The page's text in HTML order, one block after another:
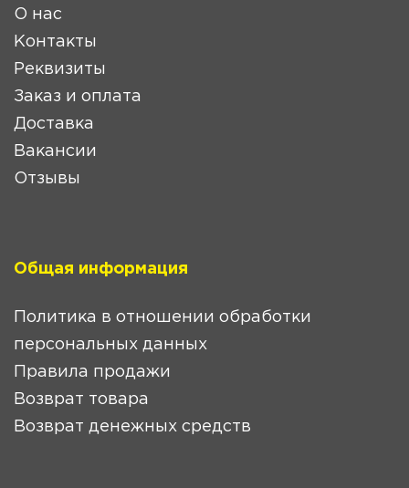
О нас
Контакты
Реквизиты
Заказ и оплата
Доставка
Вакансии
Отзывы
Общая информация
Политика в отношении обработки
персональных данных
Правила продажи
Возврат товара
Возврат денежных средств